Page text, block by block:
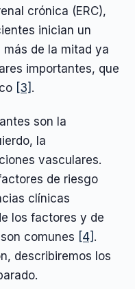
crónica (ERC),
inician un
de la mitad ya
importantes, que
[3] .
son la
la
vasculares.
de riesgo
clínicas
los factores y de
comunes [4] .
describiremos los